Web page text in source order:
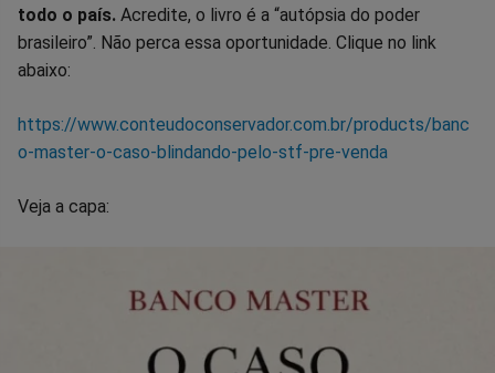
todo o país. Acredite, o livro é a “autópsia do poder
brasileiro”. Não perca essa oportunidade. Clique no link
abaixo:
https://www.conteudoconservador.com.br/products/banc
o-master-o-caso-blindando-pelo-stf-pre-venda
Veja a capa: